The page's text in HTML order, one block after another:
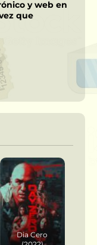
y web en
que
Dia Cero